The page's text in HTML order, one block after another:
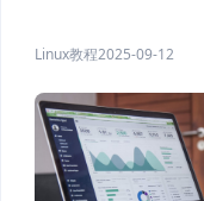
Linux教程2025-09-12